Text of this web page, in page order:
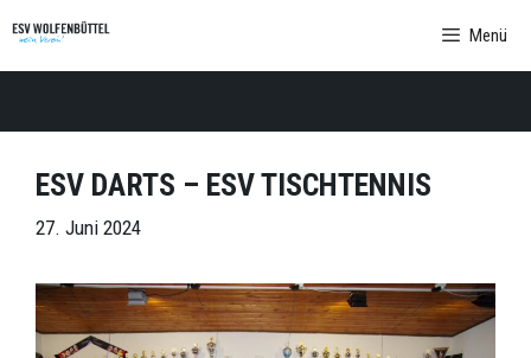
Inhalt
springen
Menü
ESV DARTS – ESV TISCHTENNIS
27. Juni 2024